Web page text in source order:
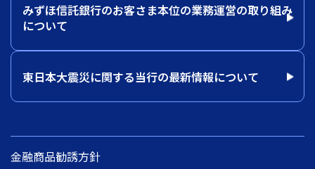
みずほ信託銀行のお客さま本位の業務運営の取り組み
について
東日本大震災に関する当行の最新情報について
金融商品勧誘方針